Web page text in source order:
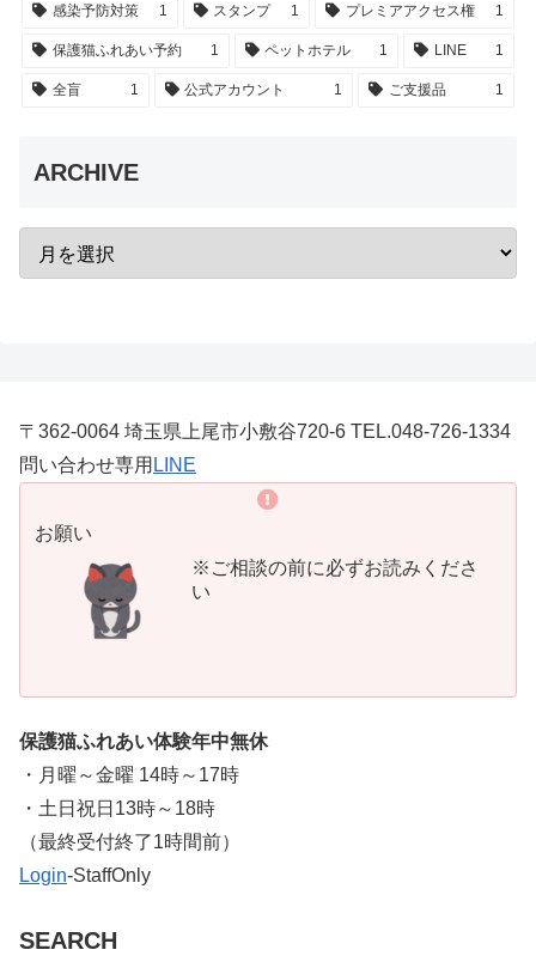
感染予防対策 1 スタンプ 1 プレミアアクセス権 1
保護猫ふれあい予約 1 ペットホテル 1 LINE 1
全盲 1 公式アカウント 1 ご支援品 1
ARCHIVE
〒362-0064 埼玉県上尾市小敷谷720-6 TEL.048-726-1334
問い合わせ専用 LINE
お願い
※ご相談の前に必ずお読みくださ
い
保護猫ふれあい体験年中無休
・月曜～金曜 14時～17時
・土日祝日13時～18時
​（最終受付終了1時間前）
Login-StaffOnly
SEARCH